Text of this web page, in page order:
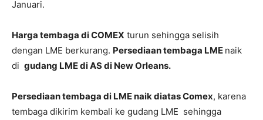
Januari.
Harga tembaga di COMEX turun sehingga selisih
dengan LME berkurang. Persediaan tembaga LME naik
di gudang LME di AS di New Orleans.
Persediaan tembaga di LME naik diatas Comex, karena
tembaga dikirim kembali ke gudang LME sehingga